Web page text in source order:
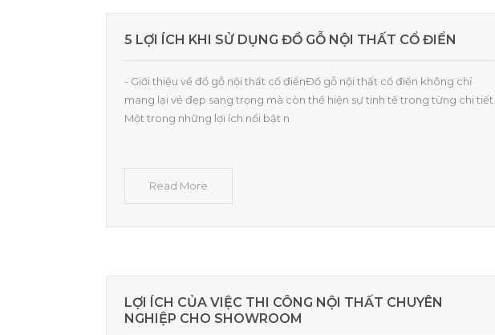
5 LỢI ÍCH KHI SỬ DỤNG ĐỒ GỖ NỘI THẤT CỔ ĐIỂN
- Giới thiệu về đồ gỗ nội thất cổ điểnĐồ gỗ nội thất cổ điển không chỉ
mang lại vẻ đẹp sang trọng mà còn thể hiện sự tinh tế trong từng chi tiết.
Một trong những lợi ích nổi bật n
Read More
LỢI ÍCH CỦA VIỆC THI CÔNG NỘI THẤT CHUYÊN
NGHIỆP CHO SHOWROOM